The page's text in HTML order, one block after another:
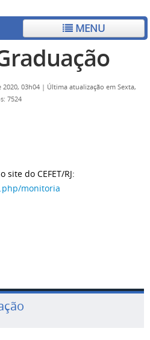
MENU
2020, 03h04 | Última atualização em Sexta,
7524
do CEFET/RJ:
monitoria